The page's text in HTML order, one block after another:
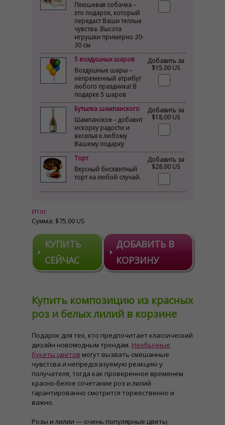
Плюшевая собачка –
это подарок, который
передаст Ваши теплые
чувства. Высота
игрушки примерно 20-
30 см
Добавить за
$15.00 US
5 воздушных шаров
Воздушные шары –
непременный атрибут
любого праздника! В
подарке 5 шаров
Добавить за
$18.00 US
Бутылка шампанского
Шампанское – добавит
искорку радости и
веселья к любому
Вашему подарку
Добавить за
$28.00 US
Торт
Вкусный бисквитный
торт на любой случай.
Итог
Сумма: $75.00 US
КУПИТЬ
СЕЙЧАС
ДОБАВИТЬ В
КОРЗИНУ
Купить композицию из красных
роз и белых лилий в корзине
Подарок для тех, кто предпочитает классический
дизайн новомодным трендам. Необычные
букеты цветов могут вызвать смешанные
чувстсва и непредсказуемую реакцию у
получателя, тогда как проверенное временем
красно-белое сочетание роз и лилий
гарантированно смотрится торжественно и
важно.
Розы и лилии — очень популярные цветы,